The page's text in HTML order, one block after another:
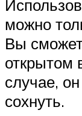
можно
Вы
открытом
случае,
сохнуть.